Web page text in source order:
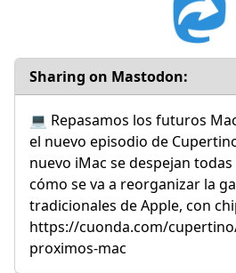
Sharing on Mastodon:
💻 Repasamos los futuros
el nuevo episodio de
nuevo iMac se despejan
cómo se va a reorganizar la
tradicionales de Apple, con
https://cuonda.com/
proximos-mac